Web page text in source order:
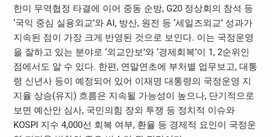
한미 무역협정 타결에 이어 중동 순방, G20 정상회의 참석 등
‘국익 중심 실용외교’와 AI, 방산, 원전 등 ‘세일즈외교’ 성과가
지속된 점이 가장 크게 반영된 것으로 보인다. 이는 국정운영
을 잘하고 있는 분야로 ‘외교안보’와 ‘경제회복’이 1, 2순위인
점에서도 알 수 있다. 한편, 연말연초에 부처별 업무보고, 대통
령 신년사 등이 예정되어 있어 이재명 대통령의 국정운영 지
지율 상승(유지) 흐름은 지속될 가능성이 높으나, 단기적으로
보면 예산안 심사, 국민의힘 장외 투쟁 등 정치적 이슈와
KOSPI 지수 4,000선 회복 여부, 환율 등 경제적 요인이 국정운